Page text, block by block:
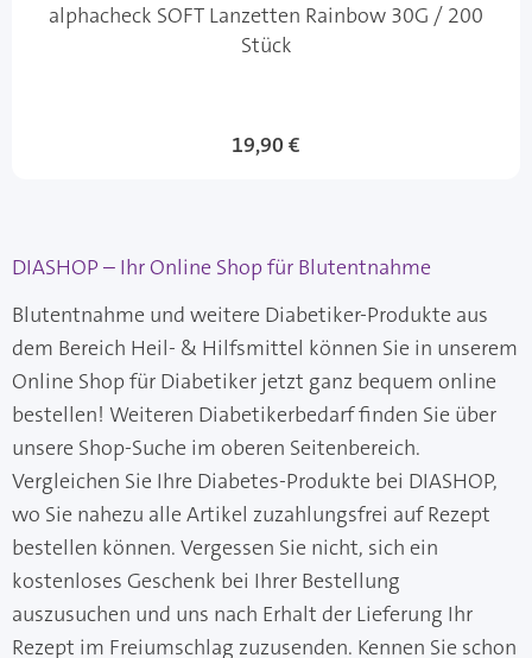
alphacheck SOFT Lanzetten Rainbow 30G / 200
Stück
19,90 €
DIASHOP – Ihr Online Shop für Blutentnahme
Blutentnahme und weitere Diabetiker-Produkte aus
dem Bereich Heil- & Hilfsmittel können Sie in unserem
Online Shop für Diabetiker jetzt ganz bequem online
bestellen! Weiteren Diabetikerbedarf finden Sie über
unsere Shop-Suche im oberen Seitenbereich.
Vergleichen Sie Ihre Diabetes-Produkte bei DIASHOP,
wo Sie nahezu alle Artikel zuzahlungsfrei auf Rezept
bestellen können. Vergessen Sie nicht, sich ein
kostenloses Geschenk bei Ihrer Bestellung
auszusuchen und uns nach Erhalt der Lieferung Ihr
Rezept im Freiumschlag zuzusenden. Kennen Sie schon